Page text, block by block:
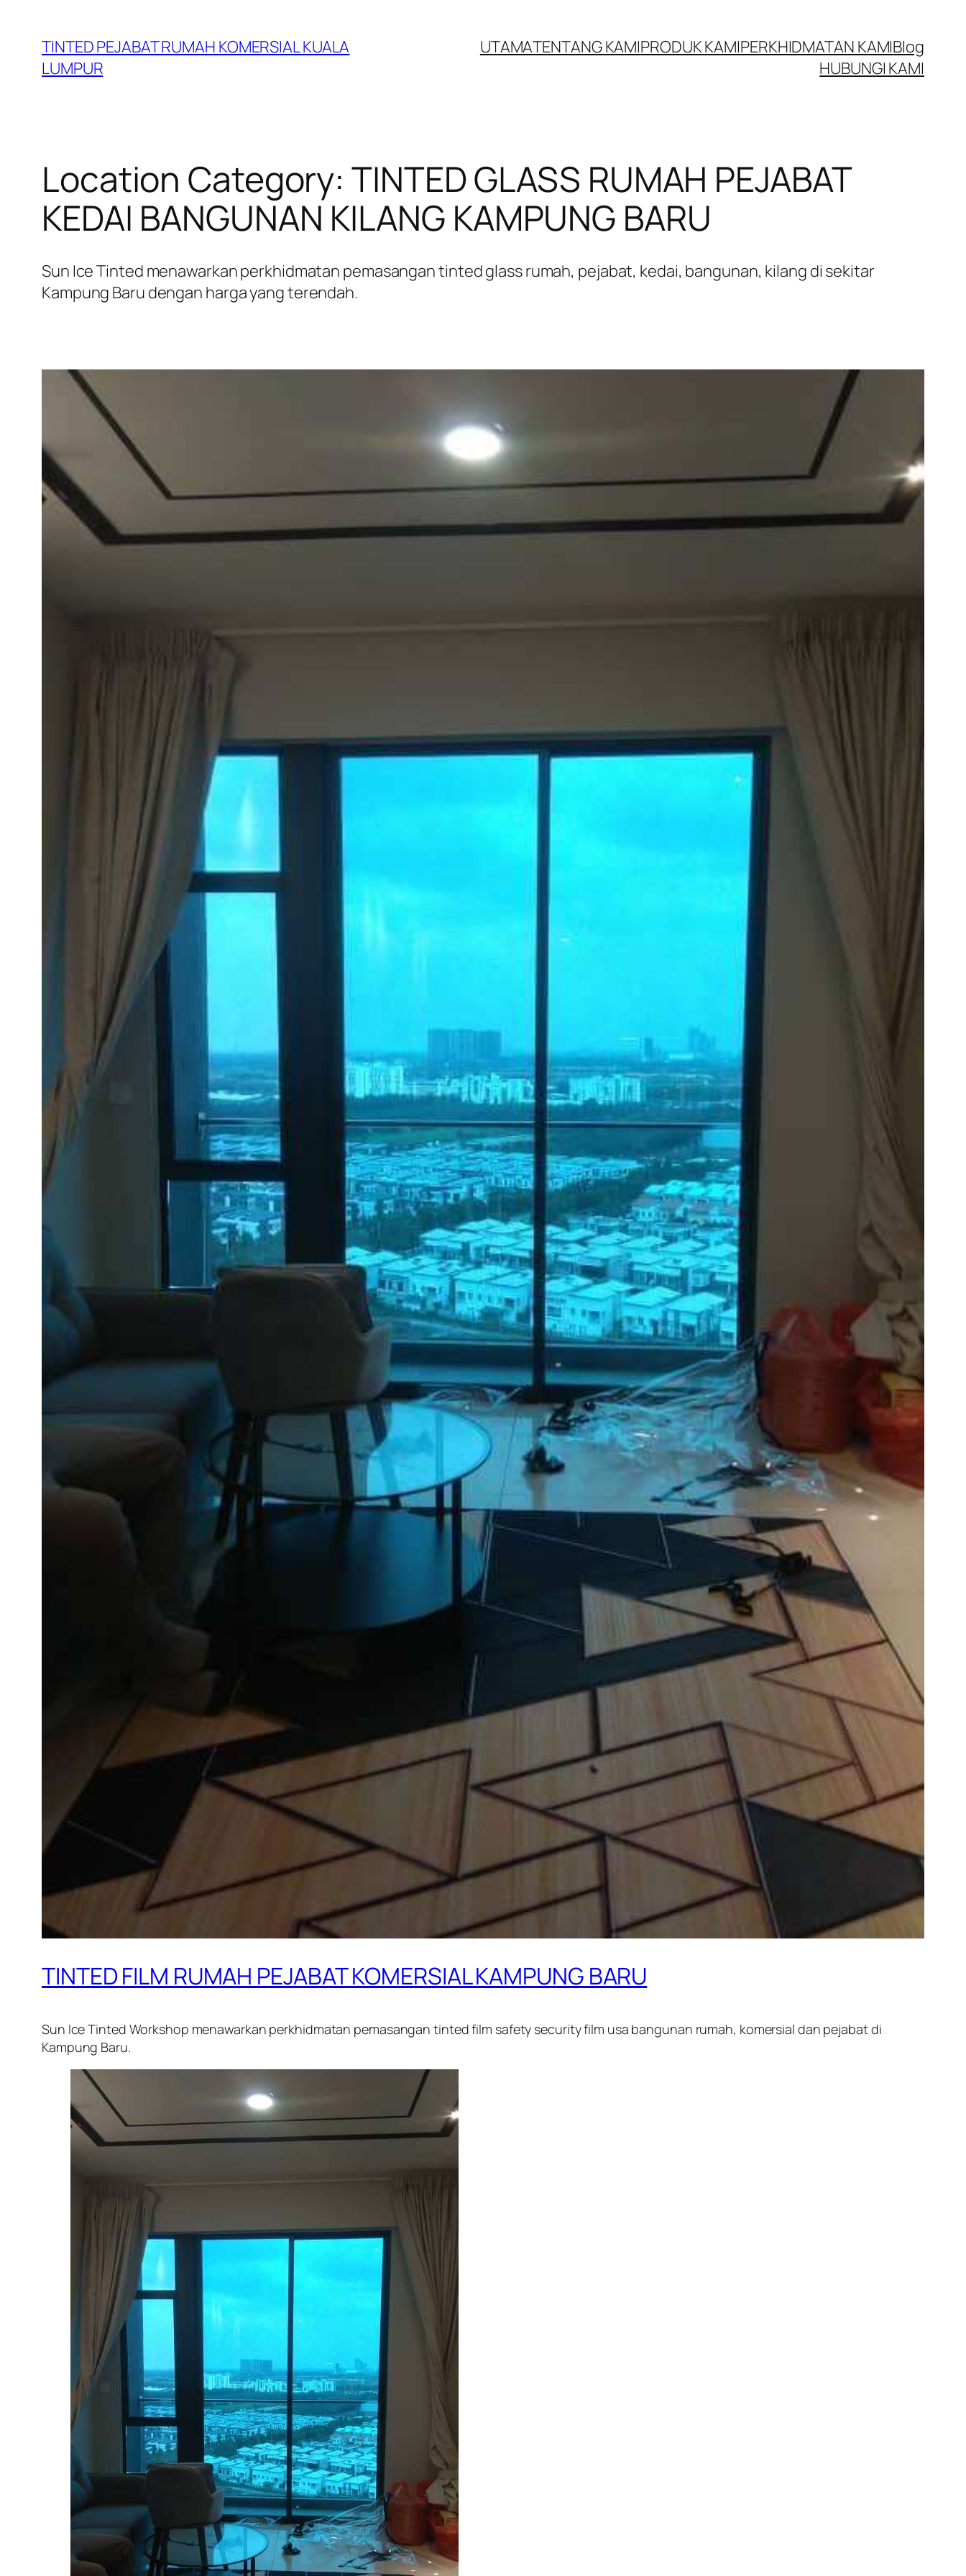
content
TINTED PEJABAT RUMAH KOMERSIAL KUALA
LUMPUR
UTAMATENTANG KAMIPRODUK KAMIPERKHIDMATAN KAMIBlog
HUBUNGI KAMI
Location Category:TINTED GLASS RUMAH PEJABAT
KEDAI BANGUNAN KILANG KAMPUNG BARU
Sun Ice Tinted menawarkan perkhidmatan pemasangan tinted glass rumah, pejabat, kedai, bangunan, kilang di sekitar
Kampung Baru dengan harga yang terendah.
TINTED FILM RUMAH PEJABAT KOMERSIAL KAMPUNG BARU
Sun Ice Tinted Workshop menawarkan perkhidmatan pemasangan tinted film safety security film usa bangunan rumah, komersial dan pejabat di
Kampung Baru.